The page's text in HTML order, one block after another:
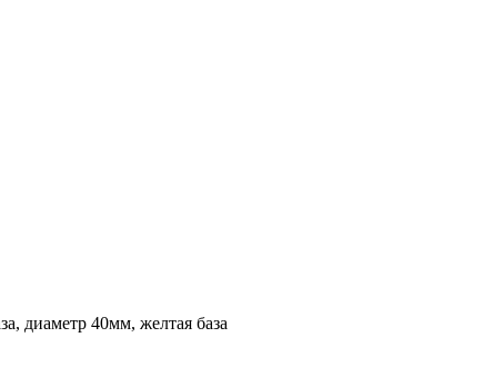
диаметр 40мм, желтая база